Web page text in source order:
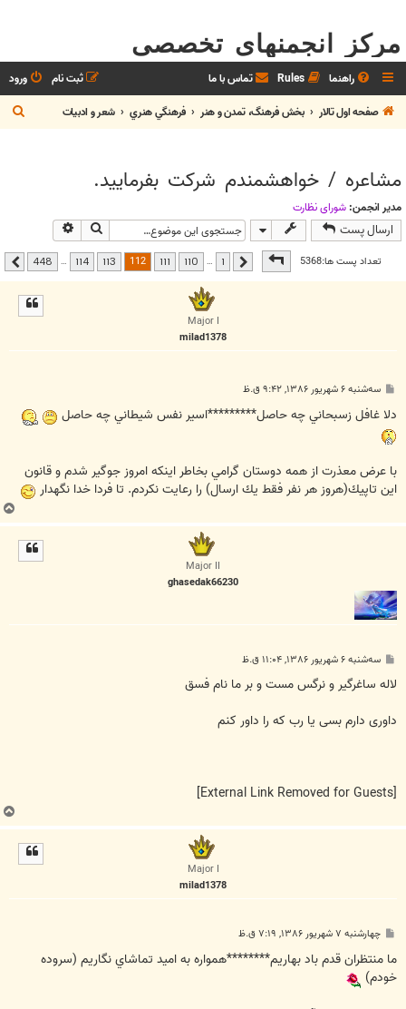
مرکز انجمنهای تخصصی
راهنما Rules تماس با ما ورود
ثبت نام
صفحه اول تالار
بخش فرهنگ، تمدن و هنر فرهنگي هنري شعر و ادبيات
ج
س
مشاعره / خواهشمندم شرکت بفرماييد.
مدیر انجمن: شوراي نظارت
ارسال پست جستجو
تعداد پست ها:5368
صفحه112از 448 قبلی …
110
111
112
113
114
…
448 بعدی
Major I
milad1378
پ
ت
سه‌شنبه ۶ شهریور ۱۳۸۶, ۹:۴۲ ق.ظ
دلا غافل زسبحاني چه حاصل*********اسير نفس شيطاني چه حاصل
با عرض معذرت از همه دوستان گرامي بخاطر اينكه امروز جوگير شدم و قانون
اين تاپيك(هروز هر نفر فقط يك ارسال) را رعايت نكردم. تا فردا خدا نگهدار
ب
ا
Major II
ghasedak66230
پ
ت
سه‌شنبه ۶ شهریور ۱۳۸۶, ۱۱:۰۴ ق.ظ
لاله ساغرگیر و نرگس مست و بر ما نام فسق
داوری دارم بسی یا رب که را داور کنم
ب
ا
Major I
milad1378
پ
ت
چهارشنبه ۷ شهریور ۱۳۸۶, ۷:۱۹ ق.ظ
ما منتظران قدم باد بهاريم********همواره به اميد تماشاي نگاريم (سروده
خودم)